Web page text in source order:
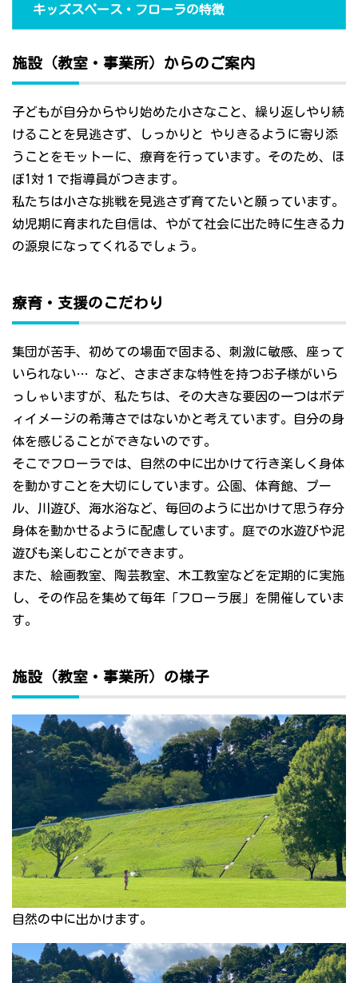
キッズスペース・フローラの特徴
施設（教室・事業所）からのご案内
子どもが自分からやり始めた小さなこと、繰り返しやり続
けることを見逃さず、しっかりと やりきるように寄り添
うことをモットーに、療育を行っています。そのため、ほ
ぼ1対１で指導員がつきます。
私たちは小さな挑戦を見逃さず育てたいと願っています。
幼児期に育まれた自信は、やがて社会に出た時に生きる力
の源泉になってくれるでしょう。
療育・支援のこだわり
集団が苦手、初めての場面で固まる、刺激に敏感、座って
いられない… など、さまざまな特性を持つお子様がいら
っしゃいますが、私たちは、その大きな要因の一つはボデ
ィイメージの希薄さではないかと考えています。自分の身
体を感じることができないのです。
そこでフローラでは、自然の中に出かけて行き楽しく身体
を動かすことを大切にしています。公園、体育館、プー
ル、川遊び、海水浴など、毎回のように出かけて思う存分
身体を動かせるように配慮しています。庭での水遊びや泥
遊びも楽しむことができます。
また、絵画教室、陶芸教室、木工教室などを定期的に実施
し、その作品を集めて毎年「フローラ展」を開催していま
す。
施設（教室・事業所）の様子
自然の中に出かけます。